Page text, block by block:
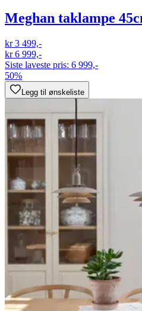
Meghan taklampe
kr 3 499,-
kr 6 999,-
Siste laveste pris: 6 999,-
50%
Legg til ønskeliste